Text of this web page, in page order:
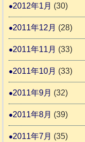
2012年1月 (30)
2011年12月 (28)
2011年11月 (33)
2011年10月 (33)
2011年9月 (32)
2011年8月 (39)
2011年7月 (35)